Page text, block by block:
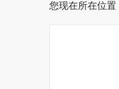
您现在所在位置